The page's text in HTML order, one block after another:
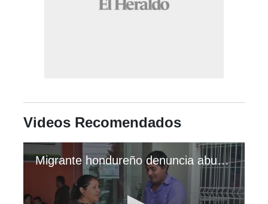
Videos Recomendados
Migrante hondureño denuncia abuso de derechos humanos